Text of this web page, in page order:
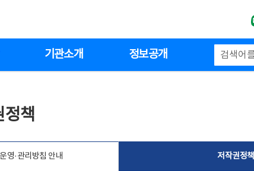
기관소개 정보공개
정책
영·관리방침 안내 저작권정책